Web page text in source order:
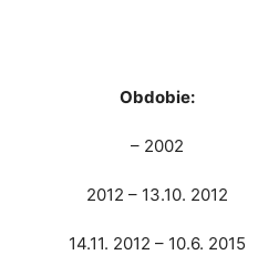
Obdobie:
– 2002
2012 – 13.10. 2012
14.11. 2012 – 10.6. 2015